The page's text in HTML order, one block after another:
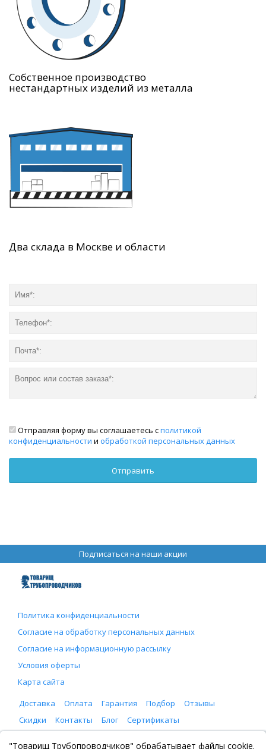
Собственное производство
нестандартных изделий из металла
Два склада в Москве и области
Отправляя форму вы соглашаетесь сполитикой
конфиденциальности и обработкой персональных данных
Подписаться на наши акции
Политика конфиденциальности
Согласие на обработку персональных данных
Согласие на информационную рассылку
Условия оферты
Карта сайта
Доставка
Оплата Гарантия Подбор
Отзывы
Скидки
Контакты Блог Сертификаты
ООО "Товарищ Трубопроводчиков"
"Товарищ Трубопроводчиков" обрабатывает файлы cookie.